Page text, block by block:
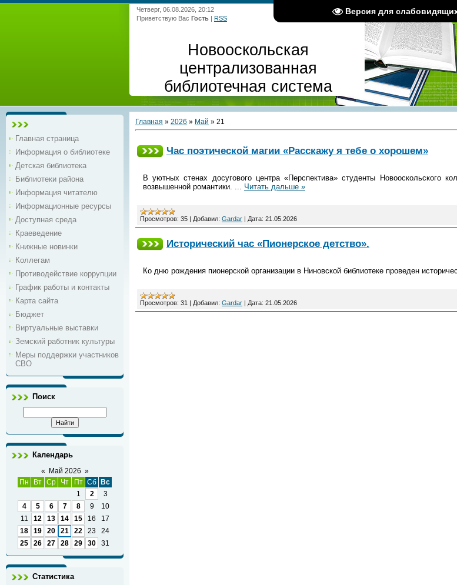
Версия для
Четверг, 06.08.2026, 20:12
Приветствую Вас Гость | RSS
Новооскольская
централизованная
библиотечная система
Главная страница
Информация о библиотеке
Детская библиотека
Библиотеки района
Информация читателю
Информационные ресурсы
Доступная среда
Краеведение
Книжные новинки
Коллегам
Противодействие коррупции
График работы и контакты
Карта сайта
Бюджет
Виртуальные выставки
Земский работник культуры
Меры поддержки участников
СВО
Поиск
Календарь
« Май 2026 »
Пн
Вт Ср Чт Пт Сб
Вс
1
2
3
4
5 6 7 8 9
10
11
12 13 14 15 16
17
18
19 20 21 22 23
24
25
26 27 28 29 30 31
Статистика
Главная » 2026 » Май » 21
Час поэтической магии «Расскажу я тебе о хорошем»
В уютных стенах досугового центра «Перспектива» студенты Новооскольского
возвышенной романтики. ... Читать дальше »
Просмотров: 35 | Добавил: Gardar | Дата: 21.05.2026
Исторический час «Пионерское детство».
Ко дню рождения пионерской организации в Ниновской библиотеке проведен
Просмотров: 31 | Добавил: Gardar | Дата: 21.05.2026